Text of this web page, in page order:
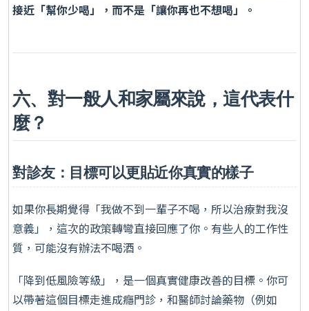
接近「幫你少喝」，而不是「讓你再也不想喝」。
六、對一般人和家屬來說，這代表什
麼？
對診友：目標可以更貼近你真實的樣子
如果你長期覺得「我做不到一輩子不喝，所以治療對我沒
意義」，這次的政策轉彎直接回應了你。有些人的工作性
質，可能沒有辦法不喝酒。
「降到低風險等級」，是一個真實健康改善的目標。你可
以帶著這個目標走進成癮門診，和醫師討論藥物（例如